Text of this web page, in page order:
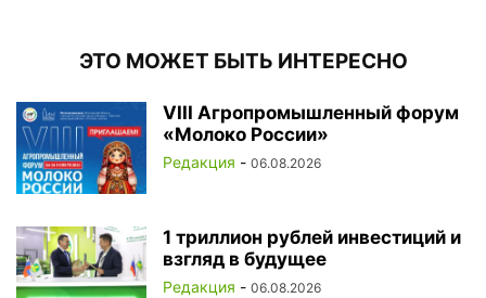
ЭТО МОЖЕТ БЫТЬ ИНТЕРЕСНО
VIII Агропромышленный форум
«Молоко России»
Редакция - 06.08.2026
1 триллион рублей инвестиций и
взгляд в будущее
Редакция - 06.08.2026